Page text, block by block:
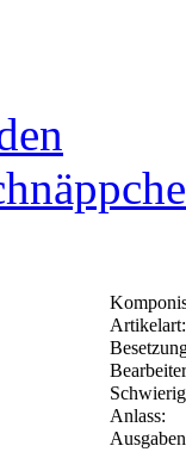
Artikelart:
Anlass: